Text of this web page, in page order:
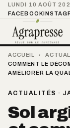
LUNDI 10 AOÛT
FACEBOOK
ACCUEIL ›
COMMENT LE
AMÉLIORER LA
ACTUALITÉS ·
Sol